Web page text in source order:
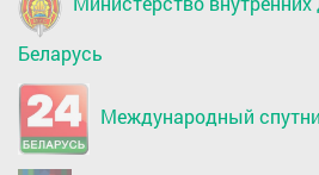
Беларусь
Международный